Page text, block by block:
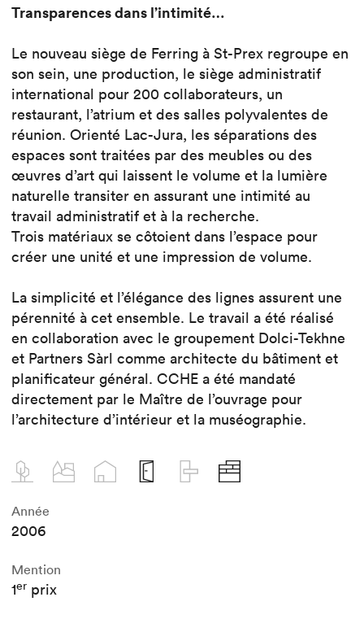
Transparences dans l’intimité…
Le nouveau siège de Ferring à St-Prex regroupe en
son sein, une production, le siège administratif
international pour 200 collaborateurs, un
restaurant, l’atrium et des salles polyvalentes de
réunion. Orienté Lac-Jura, les séparations des
espaces sont traitées par des meubles ou des
œuvres d’art qui laissent le volume et la lumière
naturelle transiter en assurant une intimité au
travail administratif et à la recherche.
Trois matériaux se côtoient dans l’espace pour
créer une unité et une impression de volume.
La simplicité et l’élégance des lignes assurent une
pérennité à cet ensemble. Le travail a été réalisé
en collaboration avec le groupement Dolci-Tekhne
et Partners Sàrl comme architecte du bâtiment et
planificateur général. CCHE a été mandaté
directement par le Maître de l’ouvrage pour
l’architecture d’intérieur et la muséographie.
Année
2006
Mention
1er prix